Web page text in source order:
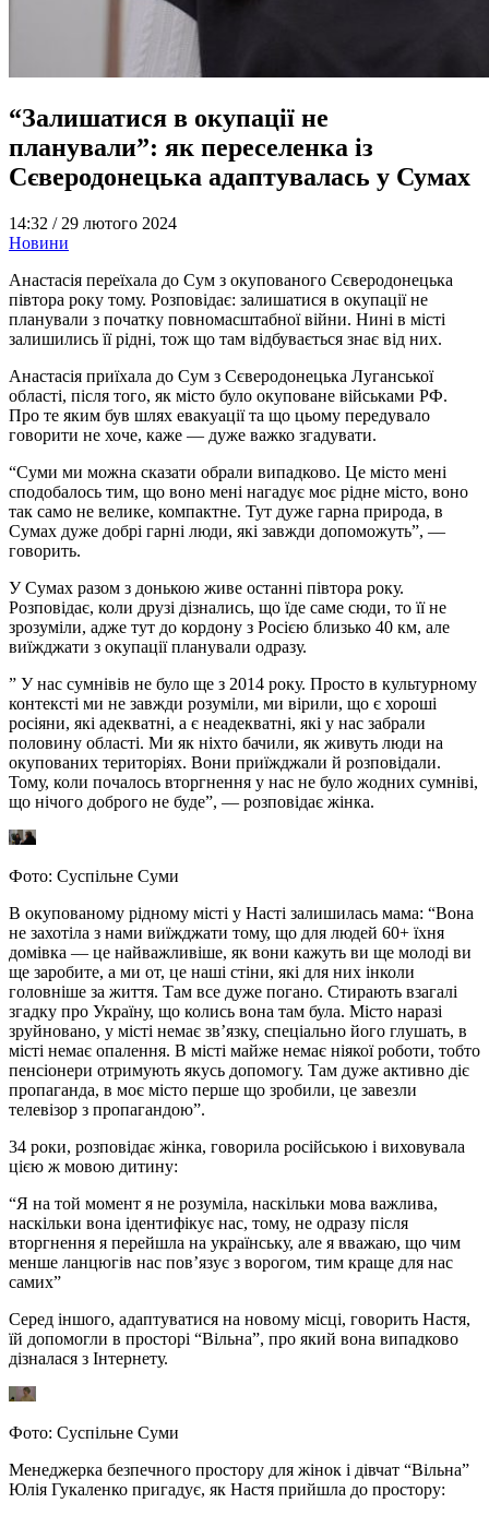
“Залишатися в окупації не
планували”: як переселенка із
Сєверодонецька адаптувалась у Сумах
14:32 / 29 лютого 2024
Новини
Анастасія переїхала до Сум з окупованого Сєверодонецька
півтора року тому. Розповідає: залишатися в окупації не
планували з початку повномасштабної війни. Нині в місті
залишились її рідні, тож що там відбувається знає від них.
Анастасія приїхала до Сум з Сєверодонецька Луганської
області, після того, як місто було окуповане військами РФ.
Про те яким був шлях евакуації та що цьому передувало
говорити не хоче, каже — дуже важко згадувати.
“Суми ми можна сказати обрали випадково. Це місто мені
сподобалось тим, що воно мені нагадує моє рідне місто, воно
так само не велике, компактне. Тут дуже гарна природа, в
Сумах дуже добрі гарні люди, які завжди допоможуть”, —
говорить.
У Сумах разом з донькою живе останні півтора року.
Розповідає, коли друзі дізнались, що їде саме сюди, то її не
зрозуміли, адже тут до кордону з Росією близько 40 км, але
виїжджати з окупації планували одразу.
” У нас сумнівів не було ще з 2014 року. Просто в культурному
контексті ми не завжди розуміли, ми вірили, що є хороші
росіяни, які адекватні, а є неадекватні, які у нас забрали
половину області. Ми як ніхто бачили, як живуть люди на
окупованих територіях. Вони приїжджали й розповідали.
Тому, коли почалось вторгнення у нас не було жодних сумніві,
що нічого доброго не буде”, — розповідає жінка.
Фото: Суспільне Суми
В окупованому рідному місті у Насті залишилась мама: “Вона
не захотіла з нами виїжджати тому, що для людей 60+ їхня
домівка — це найважливіше, як вони кажуть ви ще молоді ви
ще заробите, а ми от, це наші стіни, які для них інколи
головніше за життя. Там все дуже погано. Стирають взагалі
згадку про Україну, що колись вона там була. Місто наразі
зруйновано, у місті немає зв’язку, спеціально його глушать, в
місті немає опалення. В місті майже немає ніякої роботи, тобто
пенсіонери отримують якусь допомогу. Там дуже активно діє
пропаганда, в моє місто перше що зробили, це завезли
телевізор з пропагандою”.
34 роки, розповідає жінка, говорила російською і виховувала
цією ж мовою дитину:
“Я на той момент я не розуміла, наскільки мова важлива,
наскільки вона ідентифікує нас, тому, не одразу після
вторгнення я перейшла на українську, але я вважаю, що чим
менше ланцюгів нас пов’язує з ворогом, тим краще для нас
самих”
Серед іншого, адаптуватися на новому місці, говорить Настя,
їй допомогли в просторі “Вільна”, про який вона випадково
дізналася з Інтернету.
Фото: Суспільне Суми
Менеджерка безпечного простору для жінок і дівчат “Вільна”
Юлія Гукаленко пригадує, як Настя прийшла до простору: